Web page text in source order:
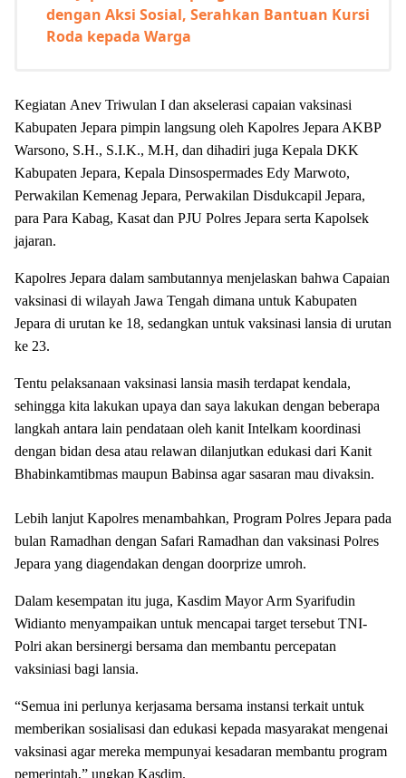
dengan Aksi Sosial, Serahkan Bantuan Kursi
Roda kepada Warga
Kegiatan Anev Triwulan I dan akselerasi capaian vaksinasi
Kabupaten Jepara pimpin langsung oleh Kapolres Jepara AKBP
Warsono, S.H., S.I.K., M.H, dan dihadiri juga Kepala DKK
Kabupaten Jepara, Kepala Dinsospermades Edy Marwoto,
Perwakilan Kemenag Jepara, Perwakilan Disdukcapil Jepara,
para Para Kabag, Kasat dan PJU Polres Jepara serta Kapolsek
jajaran.
Kapolres Jepara dalam sambutannya menjelaskan bahwa Capaian
vaksinasi di wilayah Jawa Tengah dimana untuk Kabupaten
Jepara di urutan ke 18, sedangkan untuk vaksinasi lansia di urutan
ke 23.
Tentu pelaksanaan vaksinasi lansia masih terdapat kendala,
sehingga kita lakukan upaya dan saya lakukan dengan beberapa
langkah antara lain pendataan oleh kanit Intelkam koordinasi
dengan bidan desa atau relawan dilanjutkan edukasi dari Kanit
Bhabinkamtibmas maupun Babinsa agar sasaran mau divaksin.
Lebih lanjut Kapolres menambahkan, Program Polres Jepara pada
bulan Ramadhan dengan Safari Ramadhan dan vaksinasi Polres
Jepara yang diagendakan dengan doorprize umroh.
Dalam kesempatan itu juga, Kasdim Mayor Arm Syarifudin
Widianto menyampaikan untuk mencapai target tersebut TNI-
Polri akan bersinergi bersama dan membantu percepatan
vaksiniasi bagi lansia.
“Semua ini perlunya kerjasama bersama instansi terkait untuk
memberikan sosialisasi dan edukasi kepada masyarakat mengenai
vaksinasi agar mereka mempunyai kesadaran membantu program
pemerintah,” ungkap Kasdim.